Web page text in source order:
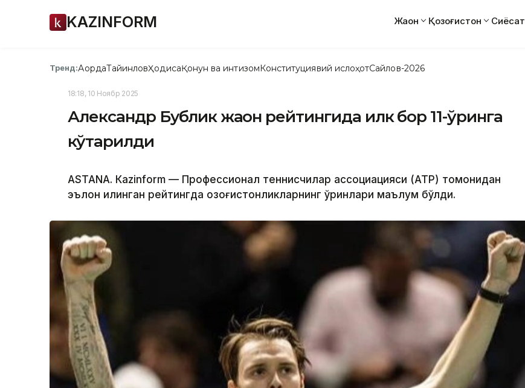
KAZINFORM Жаҳон Қозоғистон Сиёсат
Тренд:АқордаТайинловҲодисаҚонун ва интизомКонституциявий ислоҳотСайлов-2026
18:18, 10 Ноябр 2025
Александр Бублик жаҳон рейтингида илк бор 11-ўринга
кўтарилди
ASTANА. Каzinform — Профессионал теннисчилар ассоциацияси (АТP) томонидан
эълон қилинган рейтингда қозоғистонликларнинг ўринлари маълум бўлди.